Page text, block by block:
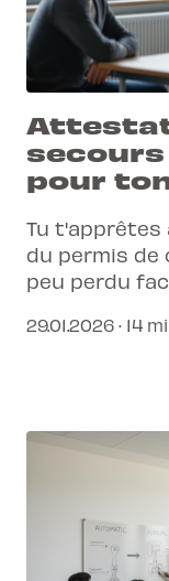
pour
Tu t'apprêtes
du permis de
peu perdu
de premiers
29.01.2026 · 14